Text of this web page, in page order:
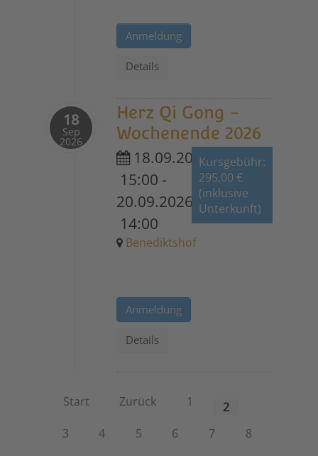
Anmeldung
Details
18
Sep
2026
Herz Qi Gong -
Wochenende 2026
18.09.2026
15:00 -
20.09.2026
14:00
Benediktshof
Kursgebühr:
295,00 €
(inklusive
Unterkunft)
Anmeldung
Details
Start Zurück 1
2
3
4 5 6 7 8